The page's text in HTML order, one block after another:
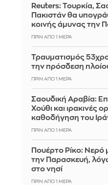
Reuters: Τουρκία,
Πακιστάν θα
κοινής άμυνας την
ΠΡΙΝ ΑΠΌ 1 ΜΈΡΑ
Τραυματισμός
την πρόσδεση
ΠΡΙΝ ΑΠΌ 1 ΜΈΡΑ
Σαουδική Αραβία:
Χούθι και ιρακινές
καθοδήγηση του
ΠΡΙΝ ΑΠΌ 1 ΜΈΡΑ
Πουέρτο Ρίκο: Νερό
την Παρασκευή,
στο νησί
ΠΡΙΝ ΑΠΌ 1 ΜΈΡΑ